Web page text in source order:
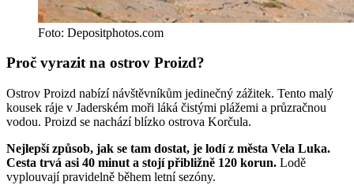
Foto: Depositphotos.com
Proč vyrazit na ostrov Proizd?
Ostrov Proizd nabízí návštěvníkům jedinečný zážitek. Tento malý
kousek ráje v Jaderském moři láká čistými plážemi a průzračnou
vodou. Proizd se nachází blízko ostrova Korčula.
Nejlepší způsob, jak se tam dostat, je lodí z města Vela Luka.
Cesta trvá asi 40 minut a stojí přibližně 120 korun. Lodě
vyplouvají pravidelně během letní sezóny.